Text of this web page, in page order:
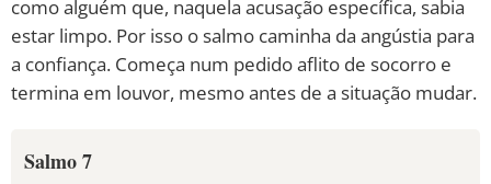
como alguém que, naquela acusação específica, sabia
estar limpo. Por isso o salmo caminha da angústia para
a confiança. Começa num pedido aflito de socorro e
termina em louvor, mesmo antes de a situação mudar.
Salmo 7